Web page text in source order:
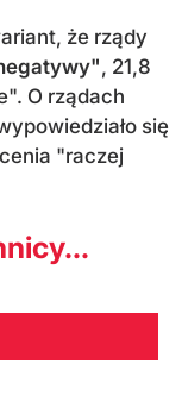
że rządy
, 21,8
O rządach
się
"raczej